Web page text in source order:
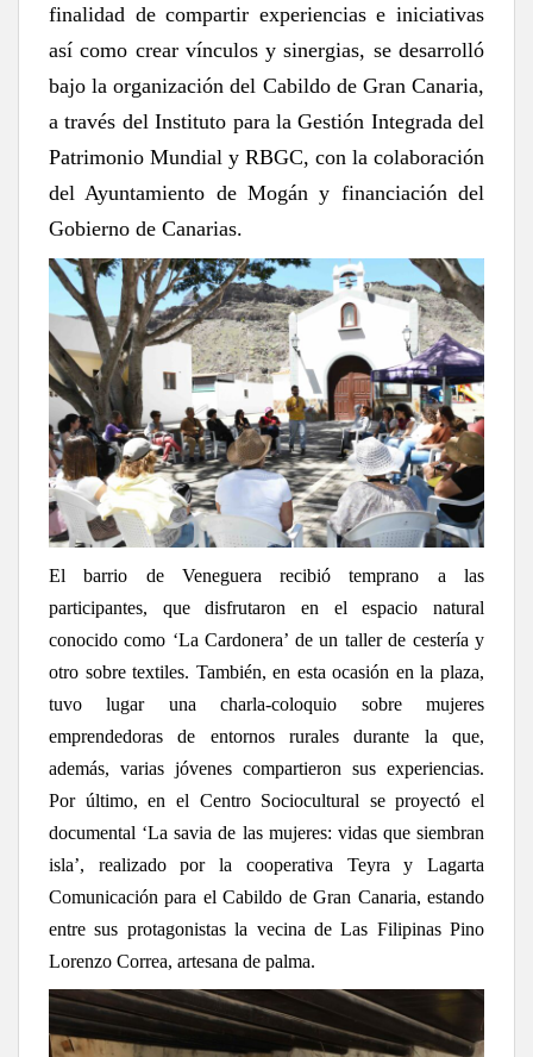
finalidad de compartir experiencias e iniciativas
así como crear vínculos y sinergias, se desarrolló
bajo la organización del Cabildo de Gran Canaria,
a través del Instituto para la Gestión Integrada del
Patrimonio Mundial y RBGC, con la colaboración
del Ayuntamiento de Mogán y financiación del
Gobierno de Canarias.
El barrio de Veneguera recibió temprano a las
participantes, que disfrutaron en el espacio natural
conocido como ‘La Cardonera’ de un taller de cestería y
otro sobre textiles. También, en esta ocasión en la plaza,
tuvo lugar una charla-coloquio sobre mujeres
emprendedoras de entornos rurales durante la que,
además, varias jóvenes compartieron sus experiencias.
Por último, en el Centro Sociocultural se proyectó el
documental ‘La savia de las mujeres: vidas que siembran
isla’, realizado por la cooperativa Teyra y Lagarta
Comunicación para el Cabildo de Gran Canaria, estando
entre sus protagonistas la vecina de Las Filipinas Pino
Lorenzo Correa, artesana de palma.